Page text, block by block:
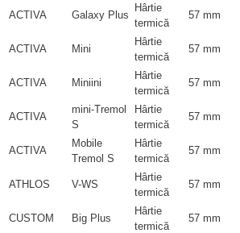
ACTIVA Galaxy Plus
Hârtie
termică
57 mm
ACTIVA Mini
Hârtie
termică
57 mm
ACTIVA Miniini
Hârtie
termică
57 mm
ACTIVA
mini-Tremol
S
Hârtie
termică
57 mm
ACTIVA
Mobile
Tremol S
Hârtie
termică
57 mm
ATHLOS V-WS
Hârtie
termică
57 mm
CUSTOM Big Plus
Hârtie
termică
57 mm